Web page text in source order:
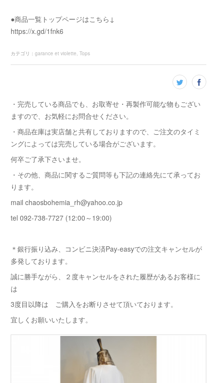
●商品一覧トップページはこちら↓
https://x.gd/1fnk6
カテゴリ ：garance et violette Tops
・完売している商品でも、お取寄せ・再製作可能な物もござい
ますので、お気軽にお問合せください。
・商品在庫は実店舗と共有しておりますので、ご注文のタイミ
ングによっては完売している場合がございます。
何卒ご了承下さいませ。
・その他、商品に関するご質問等も下記の連絡先にて承ってお
ります。
mail chaosbohemia_rh@yahoo.co.jp
tel 092-738-7727 (12:00～19:00)
＊銀行振り込み、コンビニ決済Pay-easyでの注文キャンセルが
多発しております。
誠に勝手ながら、２度キャンセルをされた履歴があるお客様に
は
3度目以降は ご購入をお断りさせて頂いております。
宜しくお願いいたします。